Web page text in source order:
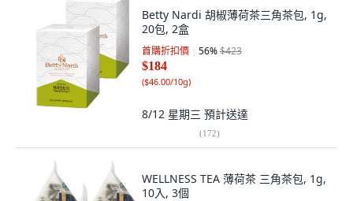
Betty Nardi 胡椒薄荷茶三角茶包, 1g,
20包, 2盒
首購折扣價 56%$423
$184
($46.00/10g)
8/12 星期三 預計送達
(172)
WELLNESS TEA 薄荷茶 三角茶包, 1g,
10入, 3個